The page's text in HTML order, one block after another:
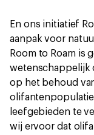
En ons initiatief
aanpak voor
Room to Roam is
wetenschappelijk
op het behoud
leefgebieden te
wij ervoor dat